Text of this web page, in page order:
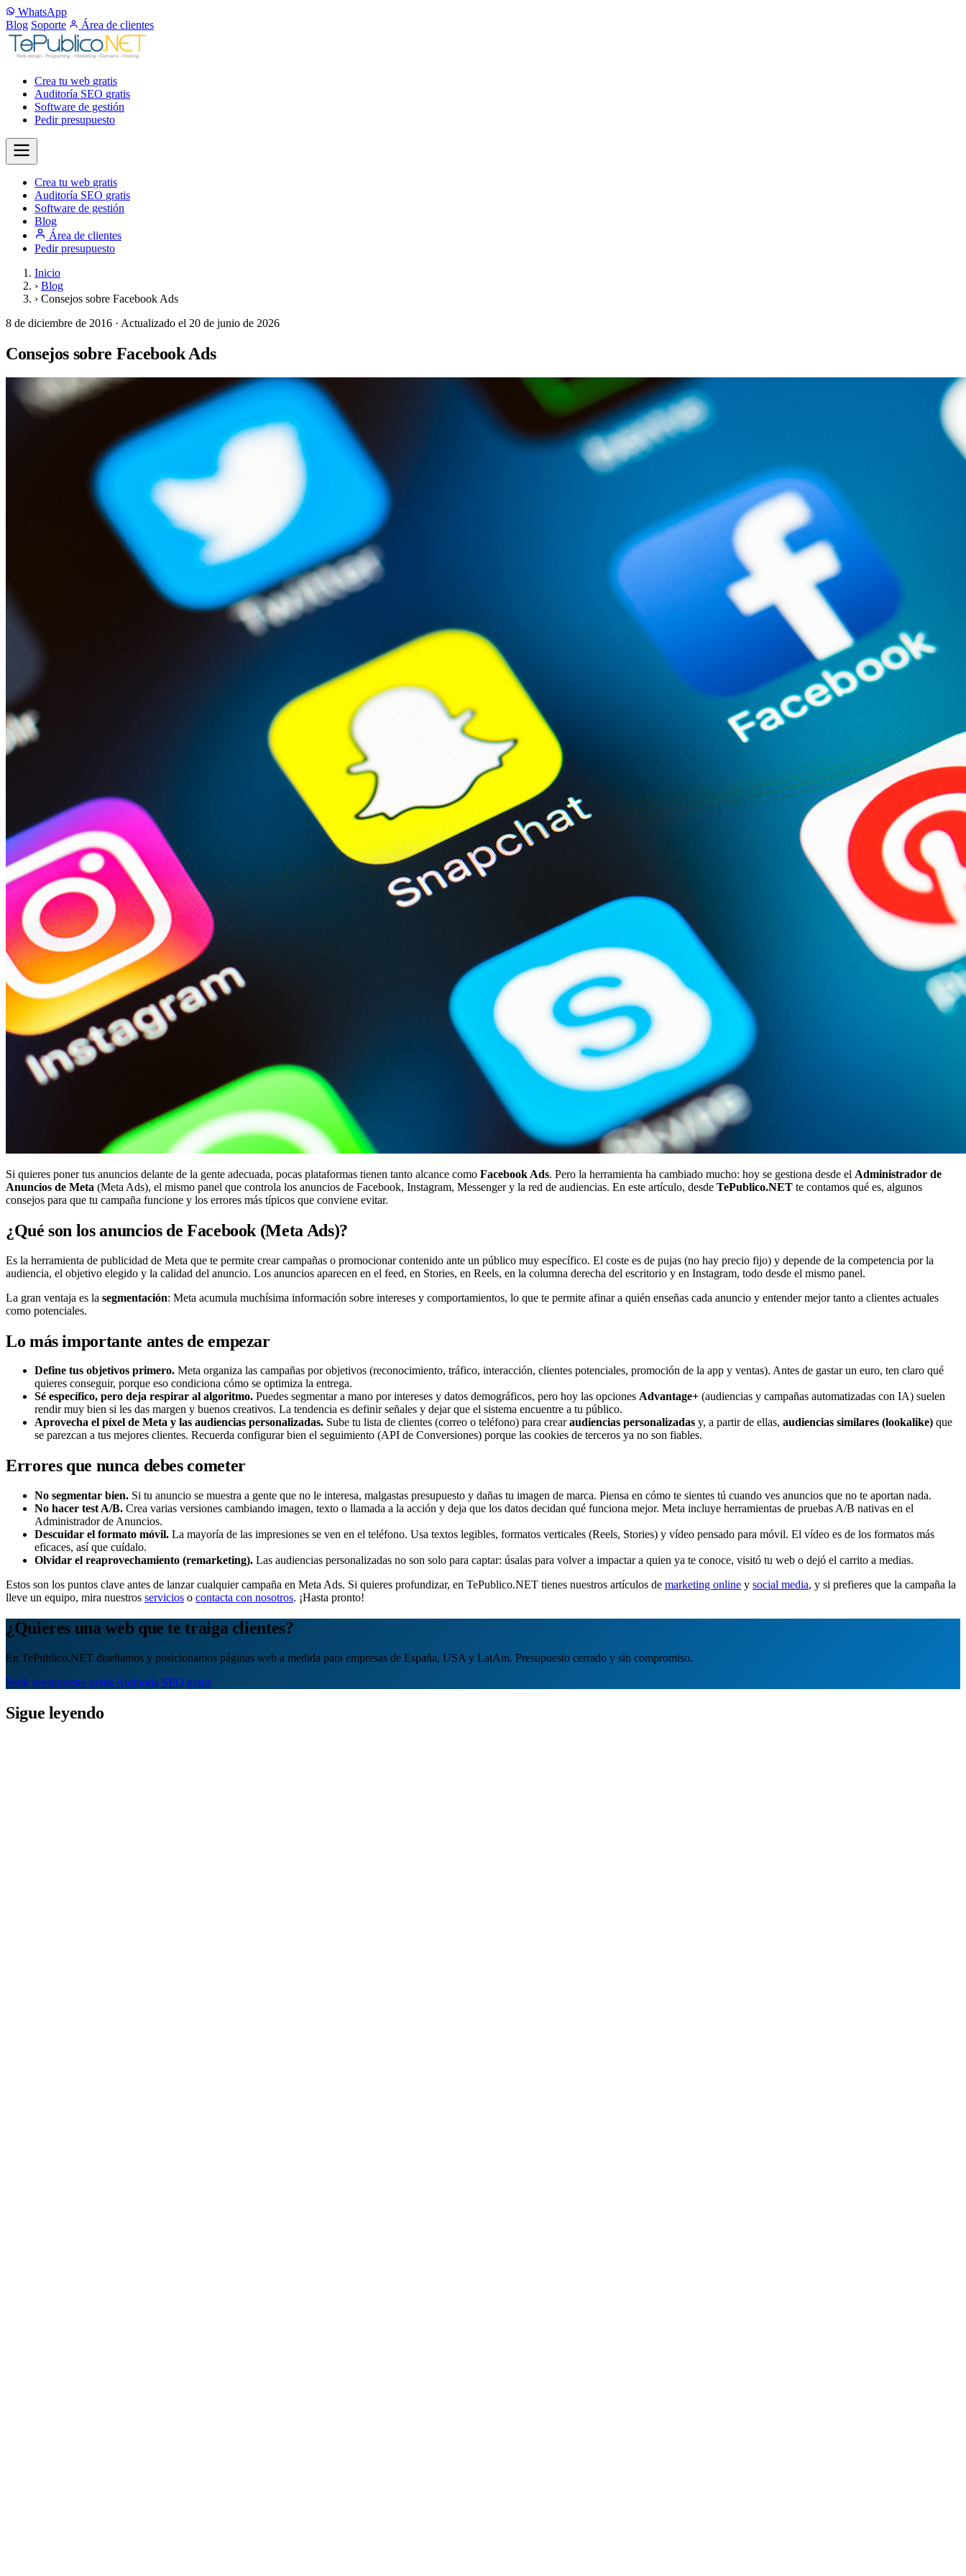
WhatsApp
Blog Soporte Área de clientes
Crea tu web gratis
Auditoría SEO gratis
Software de gestión
Pedir presupuesto
Crea tu web gratis
Auditoría SEO gratis
Software de gestión
Blog
Área de clientes
Pedir presupuesto
Inicio
› Blog
› Consejos sobre Facebook Ads
8 de diciembre de 2016 · Actualizado el 20 de junio de 2026
Consejos sobre Facebook Ads
Si quieres poner tus anuncios delante de la gente adecuada, pocas plataformas tienen tanto alcance como Facebook Ads. Pero la herramienta ha cambiado mucho: hoy se gestiona desde el Administrador de
Anuncios de Meta (Meta Ads), el mismo panel que controla los anuncios de Facebook, Instagram, Messenger y la red de audiencias. En este artículo, desde TePublico.NET te contamos qué es, algunos
consejos para que tu campaña funcione y los errores más típicos que conviene evitar.
¿Qué son los anuncios de Facebook (Meta Ads)?
Es la herramienta de publicidad de Meta que te permite crear campañas o promocionar contenido ante un público muy específico. El coste es de pujas (no hay precio fijo) y depende de la competencia por la
audiencia, el objetivo elegido y la calidad del anuncio. Los anuncios aparecen en el feed, en Stories, en Reels, en la columna derecha del escritorio y en Instagram, todo desde el mismo panel.
La gran ventaja es la segmentación: Meta acumula muchísima información sobre intereses y comportamientos, lo que te permite afinar a quién enseñas cada anuncio y entender mejor tanto a clientes actuales
como potenciales.
Lo más importante antes de empezar
Define tus objetivos primero. Meta organiza las campañas por objetivos (reconocimiento, tráfico, interacción, clientes potenciales, promoción de la app y ventas). Antes de gastar un euro, ten claro qué
quieres conseguir, porque eso condiciona cómo se optimiza la entrega.
Sé específico, pero deja respirar al algoritmo. Puedes segmentar a mano por intereses y datos demográficos, pero hoy las opciones Advantage+ (audiencias y campañas automatizadas con IA) suelen
rendir muy bien si les das margen y buenos creativos. La tendencia es definir señales y dejar que el sistema encuentre a tu público.
Aprovecha el píxel de Meta y las audiencias personalizadas. Sube tu lista de clientes (correo o teléfono) para crearaudiencias personalizadas y, a partir de ellas, audiencias similares (lookalike) que
se parezcan a tus mejores clientes. Recuerda configurar bien el seguimiento (API de Conversiones) porque las cookies de terceros ya no son fiables.
Errores que nunca debes cometer
No segmentar bien. Si tu anuncio se muestra a gente que no le interesa, malgastas presupuesto y dañas tu imagen de marca. Piensa en cómo te sientes tú cuando ves anuncios que no te aportan nada.
No hacer test A/B. Crea varias versiones cambiando imagen, texto o llamada a la acción y deja que los datos decidan qué funciona mejor. Meta incluye herramientas de pruebas A/B nativas en el
Administrador de Anuncios.
Descuidar el formato móvil. La mayoría de las impresiones se ven en el teléfono. Usa textos legibles, formatos verticales (Reels, Stories) y vídeo pensado para móvil. El vídeo es de los formatos más
eficaces, así que cuídalo.
Olvidar el reaprovechamiento (remarketing). Las audiencias personalizadas no son solo para captar: úsalas para volver a impactar a quien ya te conoce, visitó tu web o dejó el carrito a medias.
Estos son los puntos clave antes de lanzar cualquier campaña en Meta Ads. Si quieres profundizar, en TePublico.NET tienes nuestros artículos de marketing online y social media, y si prefieres que la campaña la
lleve un equipo, mira nuestros servicios o contacta con nosotros. ¡Hasta pronto!
¿Quieres una web que te traiga clientes?
En TePublico.NET diseñamos y posicionamos páginas web a medida para empresas de España, USA y LatAm. Presupuesto cerrado y sin compromiso.
Pedir presupuesto gratis Auditoría SEO gratis
Sigue leyendo